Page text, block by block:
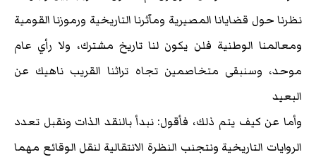
نظرنا حول قضايانا المصيرية ومآثرنا التاريخية ورموزنا القومية
ومعالمنا الوطنية فلن يكون لنا تاريخ مشترك، ولا رأي عام
موحد، وسنبقى متخاصمين تجاه تراثنا القريب ناهيك عن
البعيد
وأما عن كيف يتم ذلك، فأقول: نبدأ بالنقد الذات ونقبل تعدد
الروايات التاريخية ونتجنب النظرة الانتقالية لنقل الوقائع مهما